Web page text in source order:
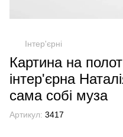
Інтер'єрні
Картина на
інтер'єрна
сама собі муза
Артикул: 3417